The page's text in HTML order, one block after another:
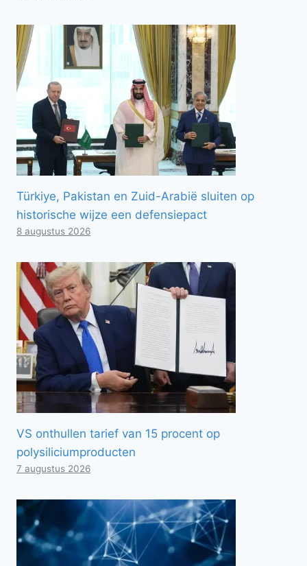
Türkiye, Pakistan en Zuid-Arabië sluiten op
historische wijze een defensiepact
8 augustus 2026
VS onthullen tarief van 15 procent op
polysiliciumproducten
7 augustus 2026